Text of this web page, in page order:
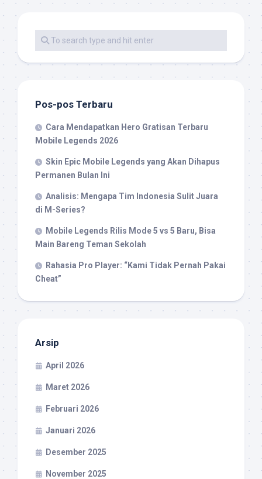
Pos-pos Terbaru
Cara Mendapatkan Hero Gratisan Terbaru
Mobile Legends 2026
Skin Epic Mobile Legends yang Akan Dihapus
Permanen Bulan Ini
Analisis: Mengapa Tim Indonesia Sulit Juara
di M-Series?
Mobile Legends Rilis Mode 5 vs 5 Baru, Bisa
Main Bareng Teman Sekolah
Rahasia Pro Player: “Kami Tidak Pernah Pakai
Cheat”
Arsip
April 2026
Maret 2026
Februari 2026
Januari 2026
Desember 2025
November 2025